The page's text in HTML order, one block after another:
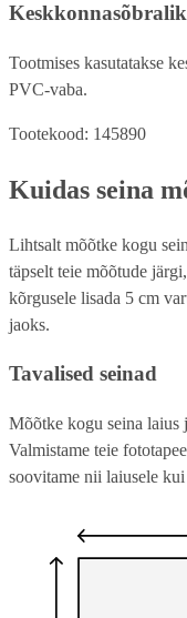
Keskkonnasõbralik
Tootmises kasutatakse
PVC-vaba.
Tootekood: 145890
Kuidas seina
Lihtsalt mõõtke kogu
täpselt teie mõõtude
kõrgusele lisada 5 cm
jaoks.
Tavalised seinad
Mõõtke kogu seina
Valmistame teie
soovitame nii laiusele